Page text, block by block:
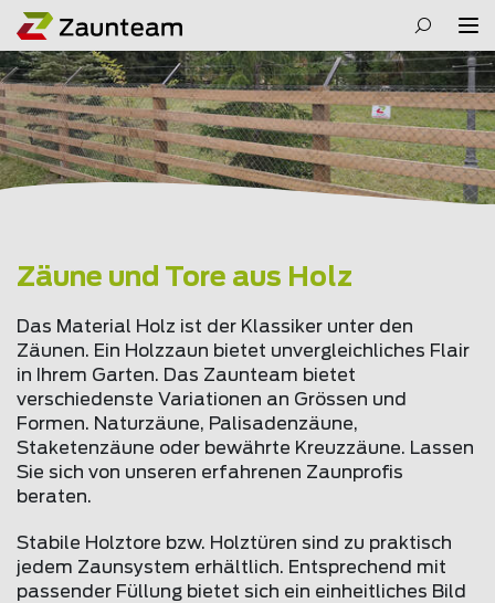
Zäune und Tore aus Holz
Das Material Holz ist der Klassiker unter den
Zäunen. Ein Holzzaun bietet unvergleichliches Flair
in Ihrem Garten. Das Zaunteam bietet
verschiedenste Variationen an Grössen und
Formen. Naturzäune, Palisadenzäune,
Staketenzäune oder bewährte Kreuzzäune. Lassen
Sie sich von unseren erfahrenen Zaunprofis
beraten.
Stabile Holztore bzw. Holztüren sind zu praktisch
jedem Zaunsystem erhältlich. Entsprechend mit
passender Füllung bietet sich ein einheitliches Bild